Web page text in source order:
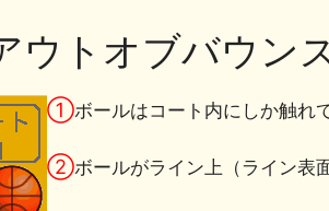
ウトオブバウン
①ボールはコート内にしか触れ
②ボールがライン上（ライン表